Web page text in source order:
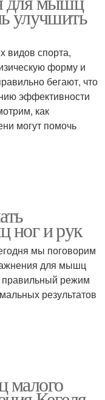
улучшить
видов спорта,
форму и
бегают, что
эффективности
как
могут помочь
ног и рук
мы поговорим
для мышц
правильный режим
результатов
малого